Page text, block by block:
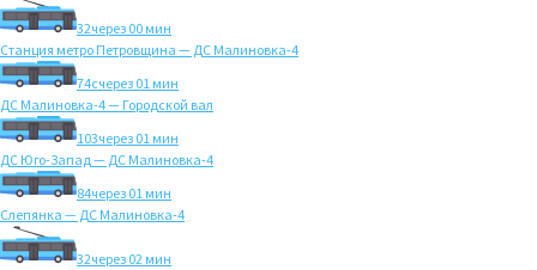
32через 00 мин
Станция метро Петровщина — ДС Малиновка-4
74счерез 01 мин
ДС Малиновка-4 — Городской вал
103через 01 мин
ДС Юго-Запад — ДС Малиновка-4
84через 01 мин
Слепянка — ДС Малиновка-4
32через 02 мин